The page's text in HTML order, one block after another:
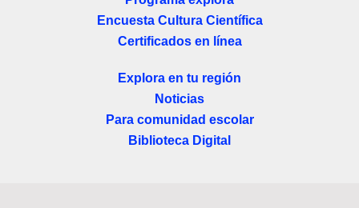
Encuesta Cultura Científica
Certificados en línea
Explora en tu región
Noticias
Para comunidad escolar
Biblioteca Digital